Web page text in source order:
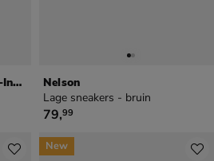
Skechers Hands Free Slip-Ins Summits Nelson
Lage sneakers - bruin
€ 79,99
79,99
New